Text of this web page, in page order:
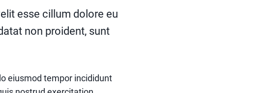
esse cillum dolore eu
non proident, sunt
eiusmod tempor incididunt